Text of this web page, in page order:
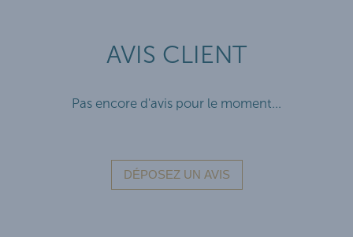
AVIS CLIENT
Pas encore d'avis pour le moment...